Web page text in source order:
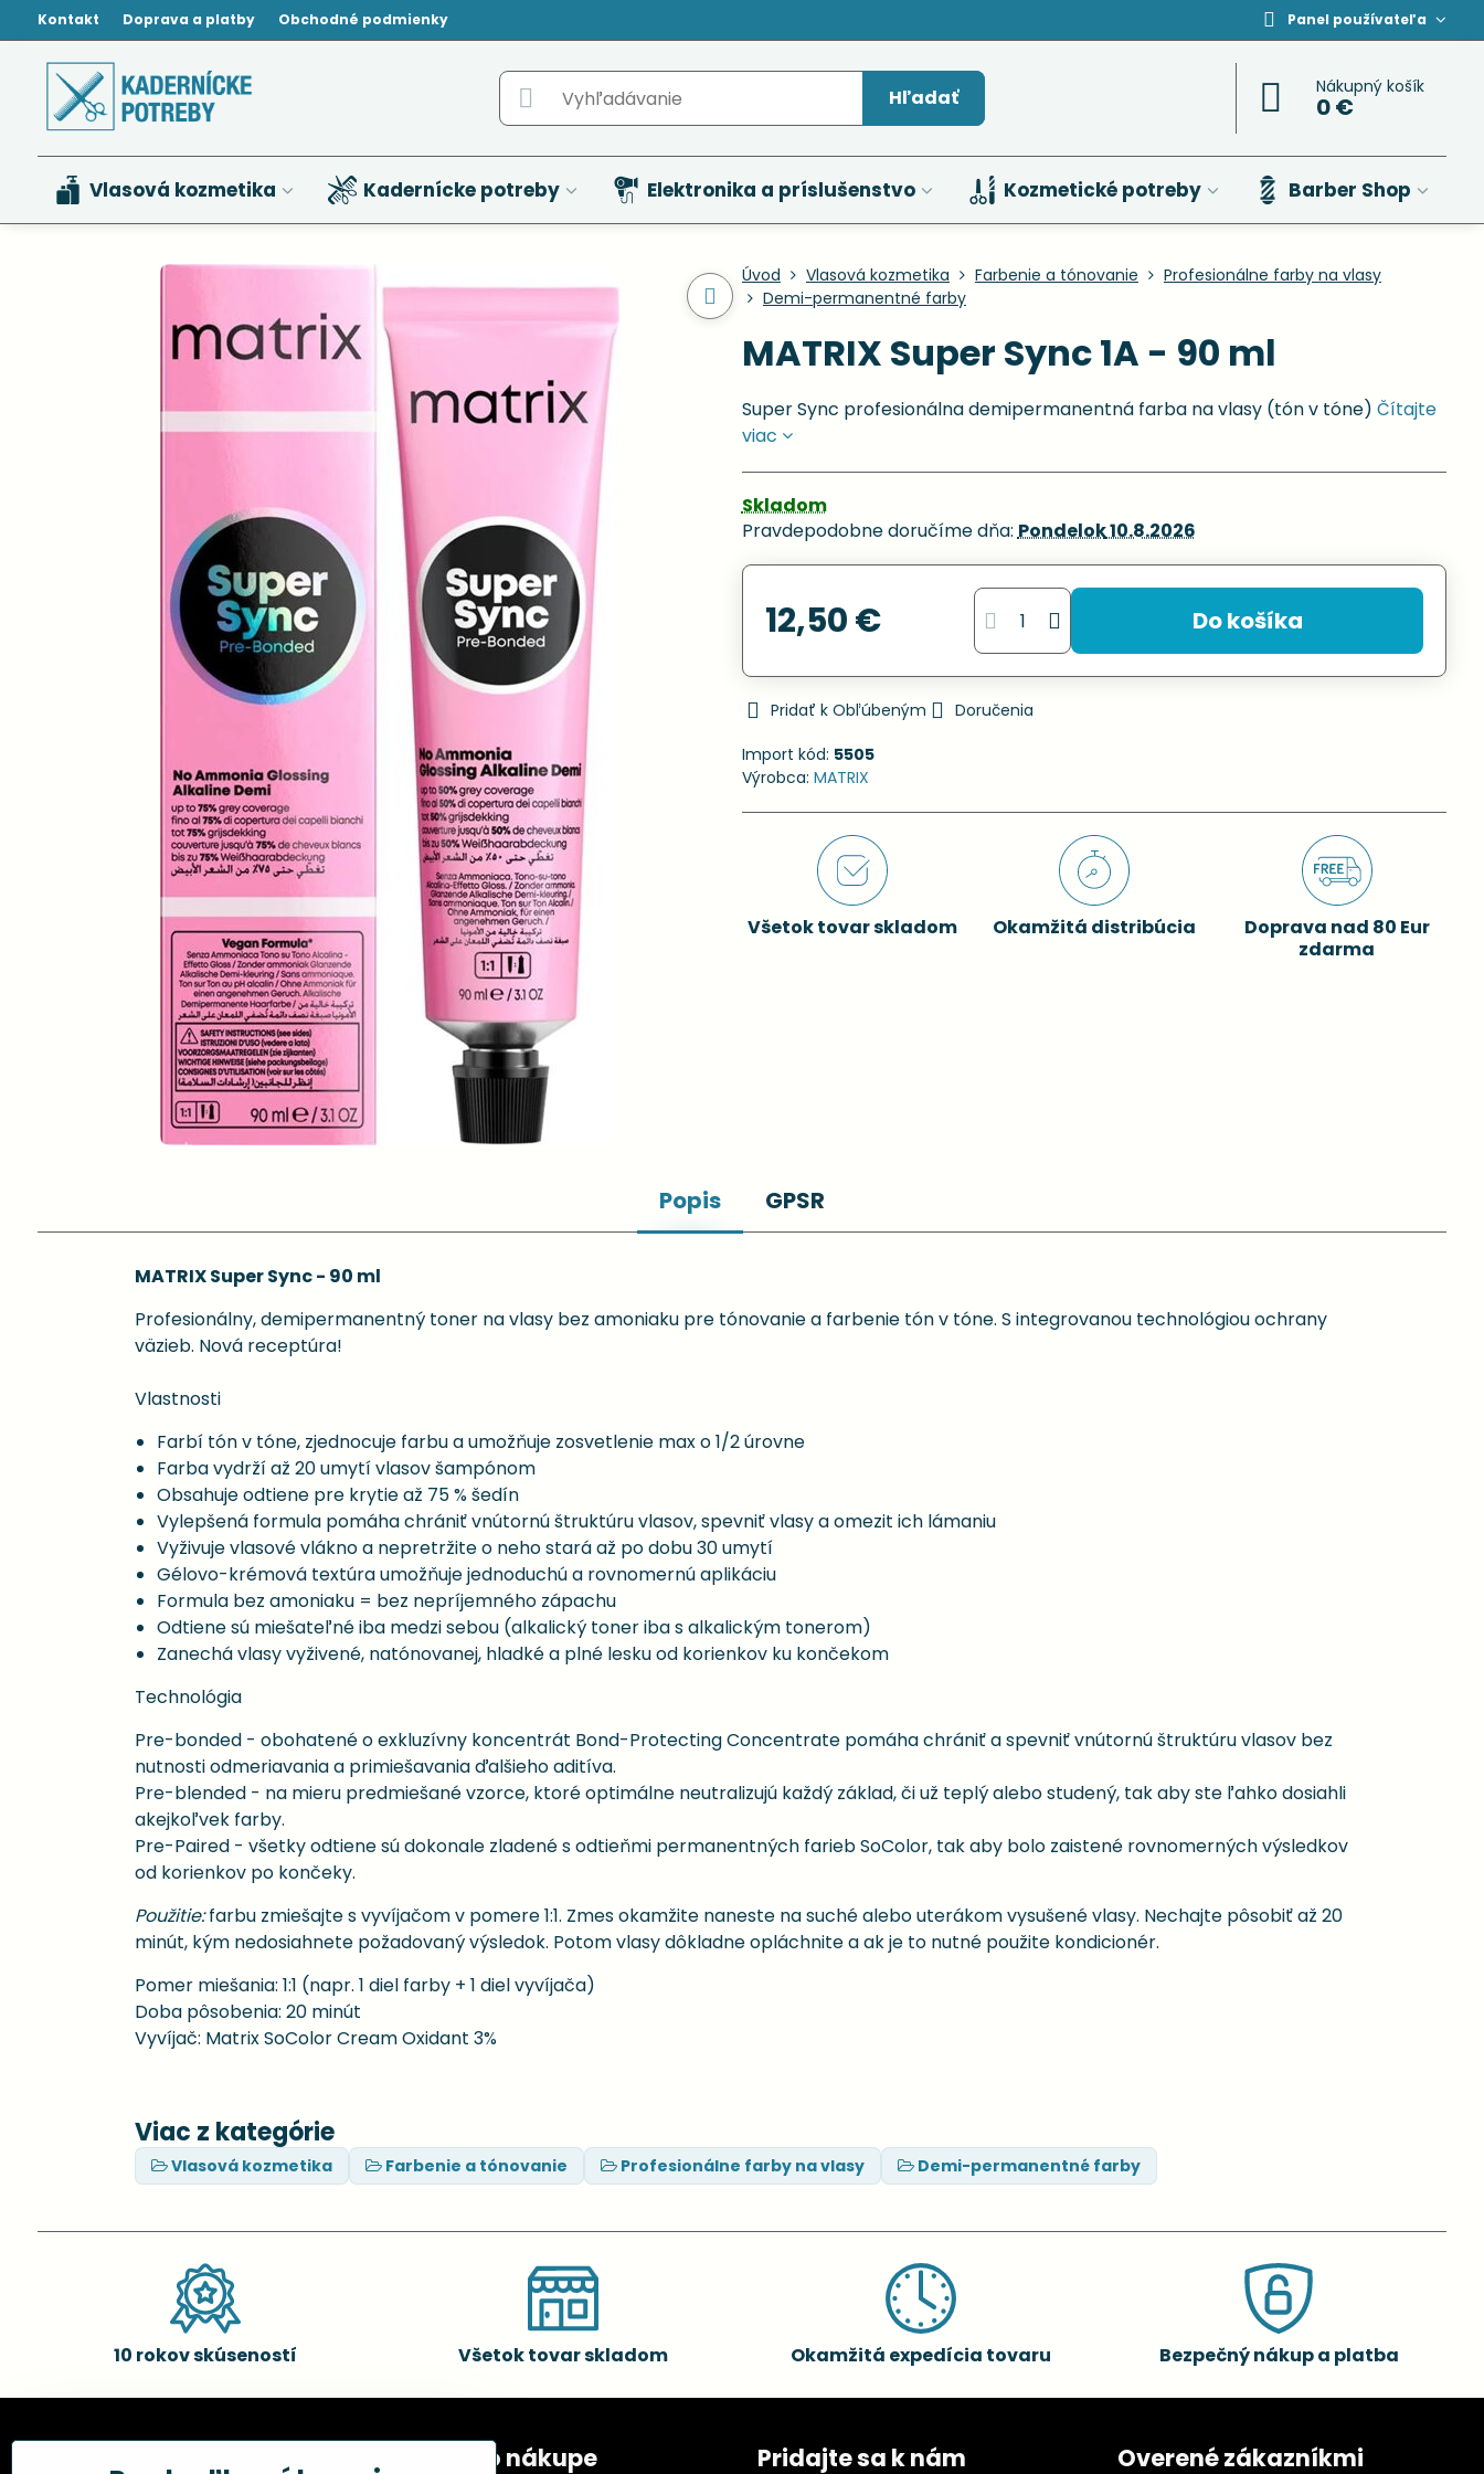
Kontakt Doprava a platby Obchodné podmienky Panel používateľa
Hľadať Nákupný košík
0 €
Vlasová kozmetika Kadernícke potreby Elektronika a príslušenstvo Kozmetické potreby Barber Shop
Úvod Vlasová kozmetika Farbenie a tónovanie
Profesionálne farby na vlasy
Demi-permanentné farby
MATRIX Super Sync 1A - 90 ml
Super Sync profesionálna demipermanentná farba na vlasy (tón v tóne) Čítajte
viac
Skladom
Pravdepodobne doručíme dňa:Pondelok10.8.2026
12,50 € Do košíka
Pridať k Obľúbeným
Doručenia
Import kód: 5505
Výrobca: MATRIX
Všetok tovar skladom Okamžitá distribúcia
Doprava nad 80 Eur
zdarma
Popis GPSR
MATRIX Super Sync - 90 ml
Profesionálny, demipermanentný toner na vlasy bez amoniaku pre tónovanie a farbenie tón v tóne. S integrovanou technológiou ochrany
väzieb. Nová receptúra!
Vlastnosti
Farbí tón v tóne, zjednocuje farbu a umožňuje zosvetlenie max o 1/2 úrovne
Farba vydrží až 20 umytí vlasov šampónom
Obsahuje odtiene pre krytie až 75 % šedín
Vylepšená formula pomáha chrániť vnútornú štruktúru vlasov, spevniť vlasy a omezit ich lámaniu
Vyživuje vlasové vlákno a nepretržite o neho stará až po dobu 30 umytí
Gélovo-krémová textúra umožňuje jednoduchú a rovnomernú aplikáciu
Formula bez amoniaku = bez nepríjemného zápachu
Odtiene sú miešateľné iba medzi sebou (alkalický toner iba s alkalickým tonerom)
Zanechá vlasy vyživené, natónovanej, hladké a plné lesku od korienkov ku končekom
Technológia
Pre-bonded - obohatené o exkluzívny koncentrát Bond-Protecting Concentrate pomáha chrániť a spevniť vnútornú štruktúru vlasov bez
nutnosti odmeriavania a primiešavania ďalšieho aditíva.
Pre-blended - na mieru predmiešané vzorce, ktoré optimálne neutralizujú každý základ, či už teplý alebo studený, tak aby ste ľahko dosiahli
akejkoľvek farby.
Pre-Paired - všetky odtiene sú dokonale zladené s odtieňmi permanentných farieb SoColor, tak aby bolo zaistené rovnomerných výsledkov
od korienkov po končeky.
Použitie:farbu zmiešajte s vyvíjačom v pomere 1:1. Zmes okamžite naneste na suché alebo uterákom vysušené vlasy. Nechajte pôsobiť až 20
minút, kým nedosiahnete požadovaný výsledok. Potom vlasy dôkladne opláchnite a ak je to nutné použite kondicionér.
Pomer miešania: 1:1 (napr. 1 diel farby + 1 diel vyvíjača)
Doba pôsobenia: 20 minút
Vyvíjač: Matrix SoColor Cream Oxidant 3%
Viac z kategórie
Vlasová kozmetika Farbenie a tónovanie Profesionálne farby na vlasy Demi-permanentné farby
10 rokov skúseností Všetok tovar skladom Okamžitá expedícia tovaru Bezpečný nákup a platba
Kadernícke potreby, s.r.o. Všetko o nákupe Pridajte sa k nám Overené zákazníkmi